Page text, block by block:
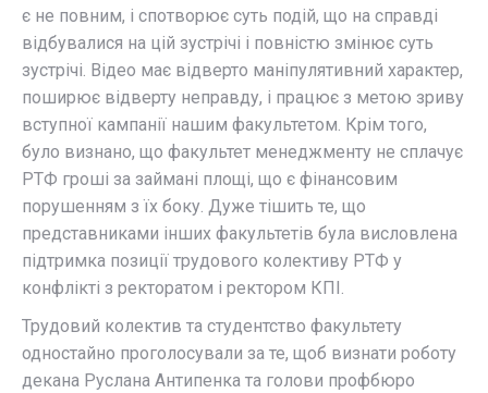
є не повним, і спотворює суть подій, що на справді
відбувалися на цій зустрічі і повністю змінює суть
зустрічі. Відео має відверто маніпулятивний характер,
поширює відверту неправду, і працює з метою зриву
вступної кампанії нашим факультетом. Крім того,
було визнано, що факультет менеджменту не сплачує
РТФ гроші за займані площі, що є фінансовим
порушенням з їх боку. Дуже тішить те, що
представниками інших факультетів була висловлена
підтримка позиції трудового колективу РТФ у
конфлікті з ректоратом і ректором КПІ.
Трудовий колектив та студентство факультету
одностайно проголосували за те, щоб визнати роботу
декана Руслана Антипенка та голови профбюро